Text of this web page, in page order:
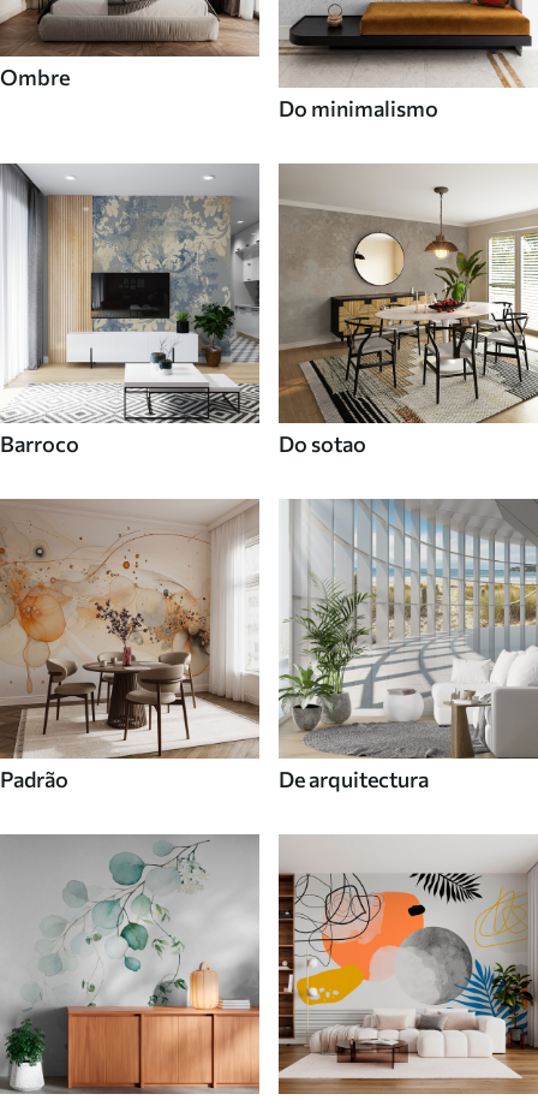
Ombre
Do minimalismo
Barroco Do sotao
Padrão De arquitectura